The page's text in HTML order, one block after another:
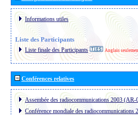
Informations utiles
Liste des Participants
Liste finale des Participants Anglais
Conférences relatives
Assembée des radiocommunications 2003 (AR-
Conférence mondiale des radiocommunications